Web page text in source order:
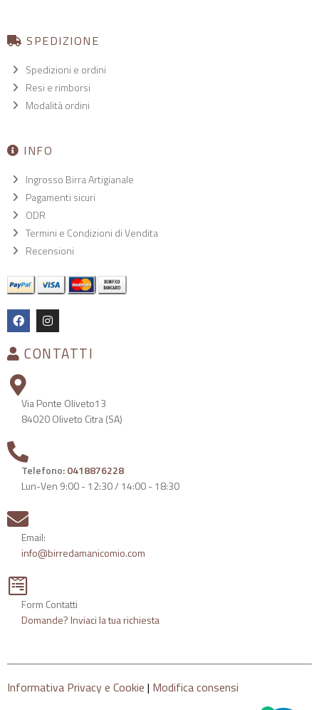
SPEDIZIONE
Spedizioni e ordini
Resi e rimborsi
Modalità ordini
INFO
Ingrosso Birra Artigianale
Pagamenti sicuri
ODR
Termini e Condizioni di Vendita
Recensioni
CONTATTI
Via Ponte Oliveto13
84020 Oliveto Citra (SA)
Telefono:0418876228
Lun-Ven 9:00 - 12:30 / 14:00 - 18:30
Email:
info@birredamanicomio.com
Form Contatti
Domande? Inviaci la tua richiesta
Informativa Privacy e Cookie | Modifica consensi